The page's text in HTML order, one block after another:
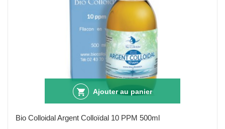
Ajouter au panier
Bio Colloidal Argent Colloïdal 10 PPM 500ml